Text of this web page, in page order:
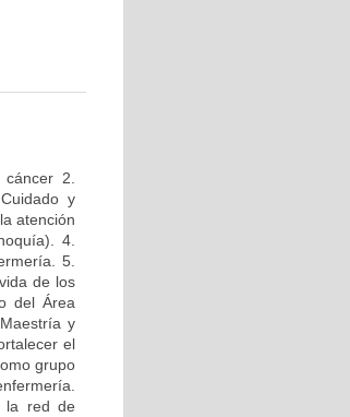
2.
y
atención
4.
5.
de los
del Área
y
el
grupo
la red de